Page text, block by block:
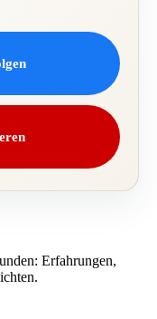
Erfahrungen,